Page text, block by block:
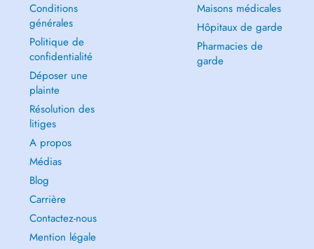
Conditions
générales
Politique de
confidentialité
Déposer une
plainte
Résolution des
litiges
A propos
Médias
Blog
Carrière
Contactez-nous
Mention légale
Maisons médicales
Hôpitaux de garde
Pharmacies de
garde